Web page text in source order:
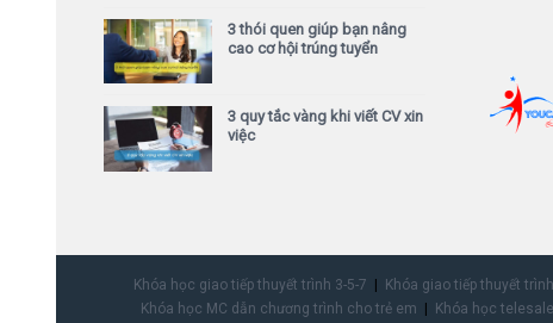
3 thói quen giúp bạn nâng
cao cơ hội trúng tuyển
3 quy tắc vàng khi viết CV xin
việc
Khóa học giao tiếp thuyết trình 3-5-7 Khóa giao tiếp thuyết
Khóa học MC dẫn chương trình cho trẻ em
Khóa học